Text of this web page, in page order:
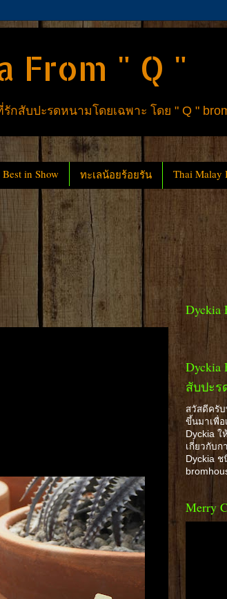
From " Q "
บปะรดหนามโดยเฉพาะ โดย " Q "
Best in Show ทะเลน้อยร้อยรัน Thai Malay
Dyckia
สับปะ
สวัสดีครั
ขึ้นมาเพื่อ
Dyckia ใ
เกี่ยวกับก
Dyckia
Merry